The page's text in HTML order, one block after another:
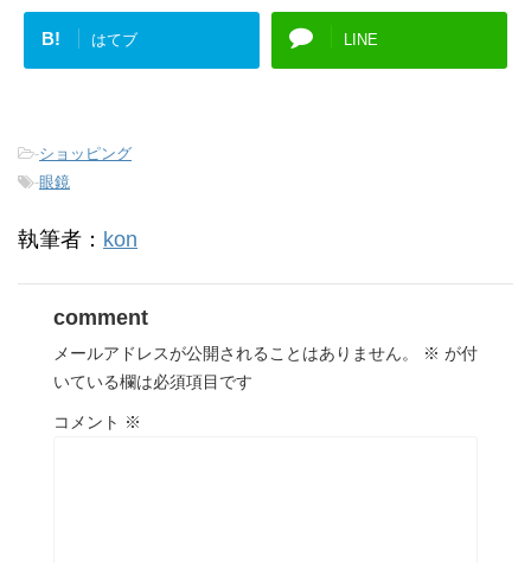
B! はてブ LINE
-ショッピング
-眼鏡
執筆者： kon
comment
メールアドレスが公開されることはありません。 ※ が付
いている欄は必須項目です
コメント ※